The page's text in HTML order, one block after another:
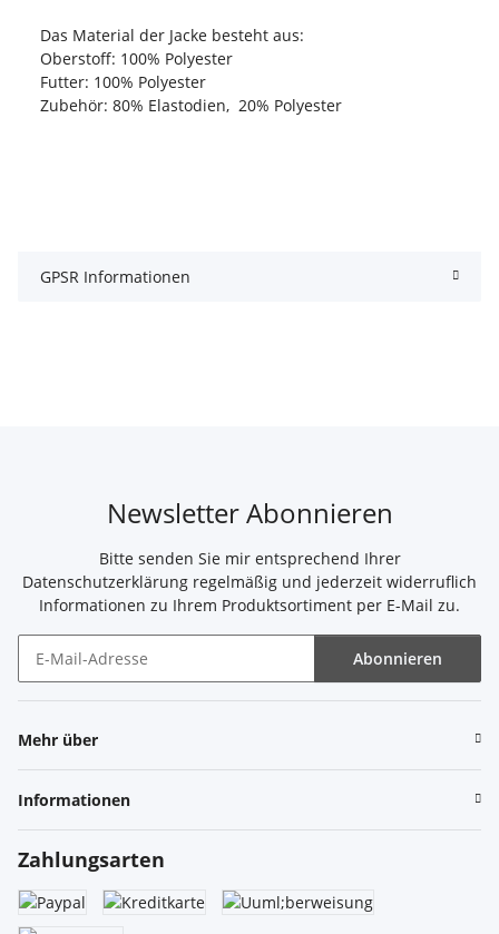
Das Material der Jacke besteht aus:
Oberstoff: 100% Polyester
Futter: 100% Polyester
Zubehör: 80% Elastodien, 20% Polyester
GPSR Informationen
Newsletter Abonnieren
Bitte senden Sie mir entsprechend Ihrer
Datenschutzerklärung regelmäßig und jederzeit widerruflich
Informationen zu Ihrem Produktsortiment per E-Mail zu.
Abonnieren
Mehr über
Informationen
Zahlungsarten